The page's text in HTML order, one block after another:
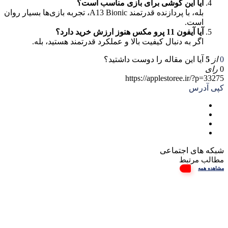
آیا این گوشی برای بازی مناسب است؟
بله، با پردازنده قدرتمند A13 Bionic، تجربه بازی‌ها بسیار روان
است.
آیا آیفون 11 پرو مکس هنوز ارزش خرید دارد؟
اگر به دنبال کیفیت بالا و عملکرد قدرتمند هستید، بله.
0 از 5 آیا این مقاله را دوست داشتید؟
0 رای
https://applestoree.ir/?p=33275
کپی آدرس
شبکه های اجتماعی
مطالب مرتبط
مشاهده همه